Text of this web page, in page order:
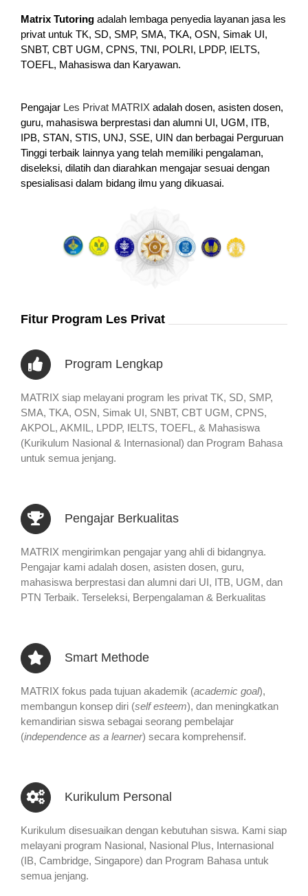
Matrix Tutoring adalah lembaga penyedia layanan jasa les
privat untuk TK, SD, SMP, SMA, TKA, OSN, Simak UI,
SNBT, CBT UGM, CPNS, TNI, POLRI, LPDP, IELTS,
TOEFL, Mahasiswa dan Karyawan.
Pengajar Les Privat MATRIX adalah dosen, asisten dosen,
guru, mahasiswa berprestasi dan alumni UI, UGM, ITB,
IPB, STAN, STIS, UNJ, SSE, UIN dan berbagai Perguruan
Tinggi terbaik lainnya yang telah memiliki pengalaman,
diseleksi, dilatih dan diarahkan mengajar sesuai dengan
spesialisasi dalam bidang ilmu yang dikuasai.
Fitur Program Les Privat
Program Lengkap
MATRIX siap melayani program les privat TK, SD, SMP,
SMA, TKA, OSN, Simak UI, SNBT, CBT UGM, CPNS,
AKPOL, AKMIL, LPDP, IELTS, TOEFL, & Mahasiswa
(Kurikulum Nasional & Internasional) dan Program Bahasa
untuk semua jenjang.
Pengajar Berkualitas
MATRIX mengirimkan pengajar yang ahli di bidangnya.
Pengajar kami adalah dosen, asisten dosen, guru,
mahasiswa berprestasi dan alumni dari UI, ITB, UGM, dan
PTN Terbaik. Terseleksi, Berpengalaman & Berkualitas
Smart Methode
MATRIX fokus pada tujuan akademik (academic goal),
membangun konsep diri (self esteem), dan meningkatkan
kemandirian siswa sebagai seorang pembelajar
(independence as a learner) secara komprehensif.
Kurikulum Personal
Kurikulum disesuaikan dengan kebutuhan siswa. Kami siap
melayani program Nasional, Nasional Plus, Internasional
(IB, Cambridge, Singapore) dan Program Bahasa untuk
semua jenjang.